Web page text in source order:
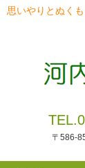
思いやりとぬく
〒586-